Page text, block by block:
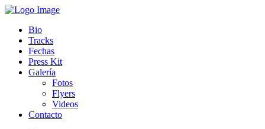
Bio
Tracks
Fechas
Press Kit
Galería
Fotos
Flyers
Videos
Contacto